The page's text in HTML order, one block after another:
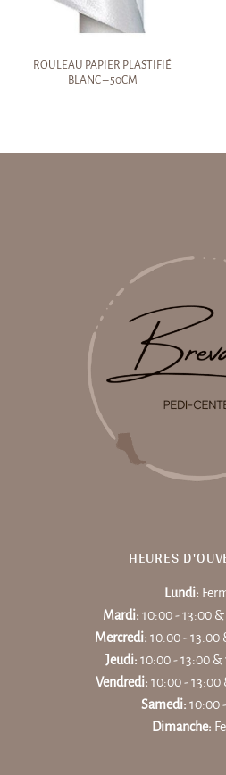
ROULEAU PAPIER PLASTIFIÉ
BLANC – 50CM
HEURES
Lundi:
Mardi: 10:00 - 13:00
Mercredi: 10:00 - 13:00
Jeudi: 10:00 - 13:00 &
Vendredi: 10:00 - 13:00
Samedi: 10:00
Dimanche: